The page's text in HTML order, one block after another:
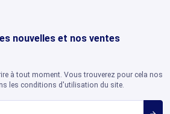
nouvelles et nos ventes
à tout moment. Vous trouverez pour cela nos
les conditions d'utilisation du site.